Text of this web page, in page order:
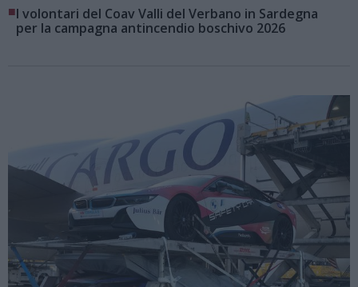
■I volontari del Coav Valli del Verbano in Sardegna
per la campagna antincendio boschivo 2026